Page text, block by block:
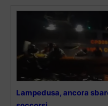
Lampedusa, ancora